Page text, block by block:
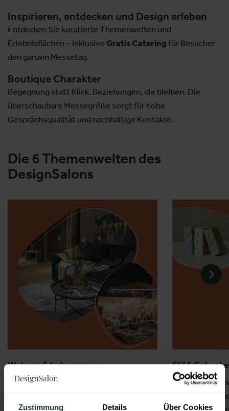
Zustimmung Details Über Cookies
Inspirieren, entdecken und Design erleben
Entdecken Sie kuratierte Themenwelten und
Erlebnisflächen – inklusive Gratis Catering für Besucher
den ganzen Messetag.
Boutique Charakter
Begegnung statt Klick. Beziehungen, die bleiben. Die
überschaubare Messegröße sorgt für hohe
Gesprächsqualität und nachhaltige Kontakte.
Die 6 Themenwelten des
DesignSalons
Wohnen & Lebensraum
Alles für modernes, zeitgemäßes
Stil &
Diese
was Freude